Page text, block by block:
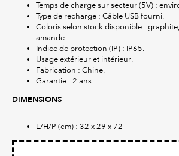
Temps de charge sur secteur (5V) :
Type de recharge : Câble USB fourni.
Coloris selon stock disponible :
amande.
Indice de protection (IP) : IP65.
Usage extérieur et intérieur.
Fabrication : Chine.
Garantie : 2 ans.
DIMENSIONS
L/H/P (cm) : 32 x 29 x 72